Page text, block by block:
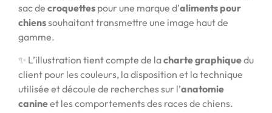
sac de croquettes pour une marque d’aliments pour
chienssouhaitant transmettre une image haut de
gamme.
✨ L’illustration tient compte de lacharte graphiquedu
client pour les couleurs, la disposition et la technique
utilisée et découle de recherches sur l’anatomie
canineet les comportements des races de chiens.